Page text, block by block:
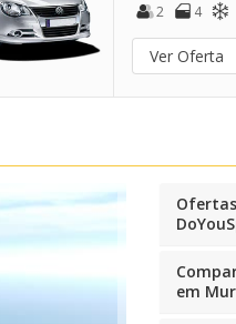
2
4
Ver Oferta
em